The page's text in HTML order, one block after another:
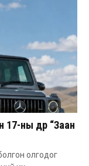
ны өдөр “Заан
олгодог